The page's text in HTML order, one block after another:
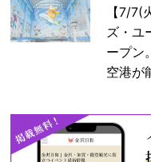
【7/
ズ・ユ
ープン
空港が